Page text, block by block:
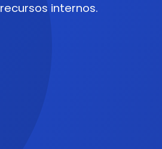
internos.